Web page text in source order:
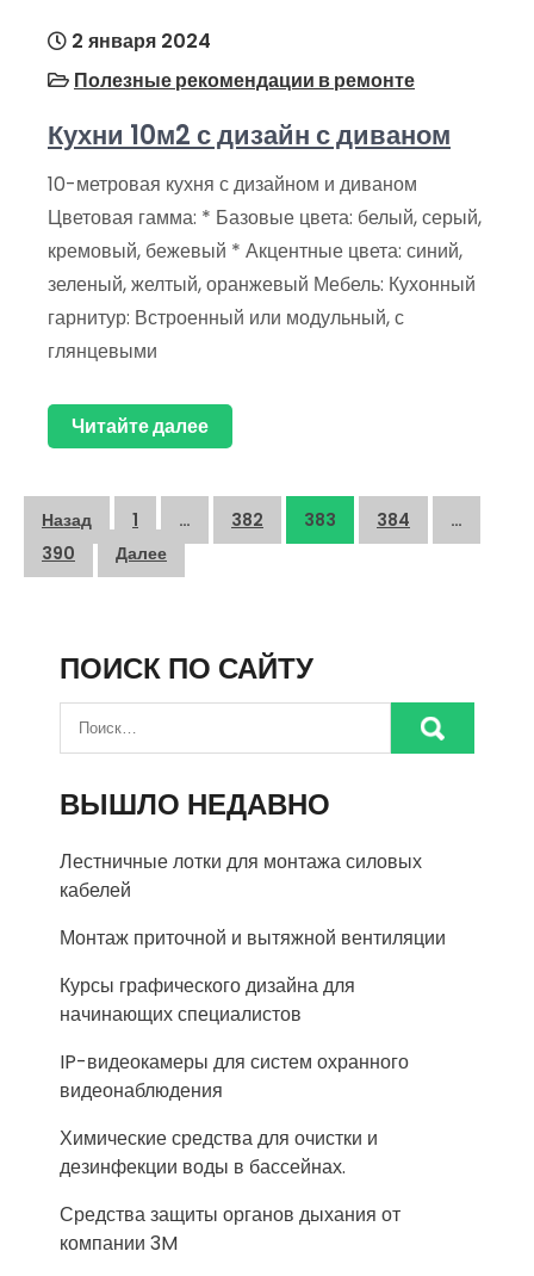
2 января 2024
Полезные рекомендации в ремонте
Кухни 10м2 с дизайн с диваном
10-метровая кухня с дизайном и диваном
Цветовая гамма: * Базовые цвета: белый, серый,
кремовый, бежевый * Акцентные цвета: синий,
зеленый, желтый, оранжевый Мебель: Кухонный
гарнитур: Встроенный или модульный, с
глянцевыми
Читайте далее
Пагинация
записей
Назад 1 … 382 383 384
…
390
Далее
ПОИСК ПО САЙТУ
ВЫШЛО НЕДАВНО
Лестничные лотки для монтажа силовых
кабелей
Монтаж приточной и вытяжной вентиляции
Курсы графического дизайна для
начинающих специалистов
IP-видеокамеры для систем охранного
видеонаблюдения
Химические средства для очистки и
дезинфекции воды в бассейнах.
Средства защиты органов дыхания от
компании 3M